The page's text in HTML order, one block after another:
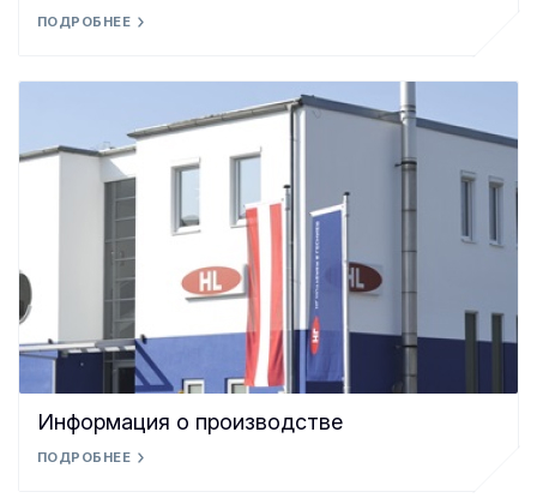
ПОДРОБНЕЕ
Информация о производстве
ПОДРОБНЕЕ